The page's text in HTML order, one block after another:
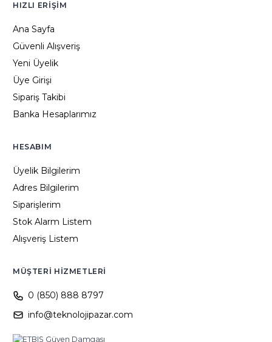
HIZLI ERIŞIM
Ana Sayfa
Güvenli Alışveriş
Yeni Üyelik
Üye Girişi
Sipariş Takibi
Banka Hesaplarımız
HESABIM
Üyelik Bilgilerim
Adres Bilgilerim
Siparişlerim
Stok Alarm Listem
Alışveriş Listem
MÜŞTERI HIZMETLERI
0 (850) 888 8797
info@teknolojipazar.com